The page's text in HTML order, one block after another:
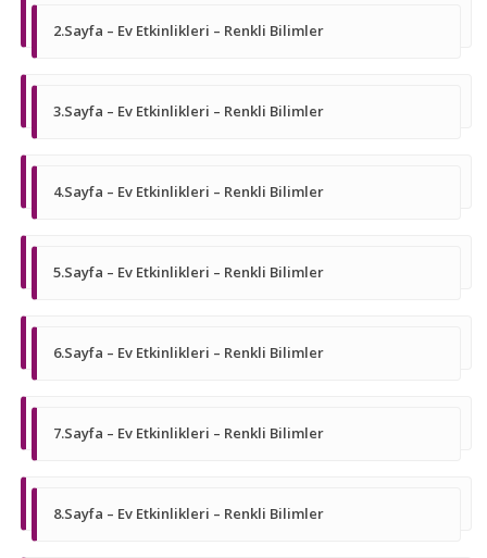
2.Sayfa – Ev Etkinlikleri – Renkli Bilimler
3.Sayfa – Ev Etkinlikleri – Renkli Bilimler
4.Sayfa – Ev Etkinlikleri – Renkli Bilimler
5.Sayfa – Ev Etkinlikleri – Renkli Bilimler
6.Sayfa – Ev Etkinlikleri – Renkli Bilimler
7.Sayfa – Ev Etkinlikleri – Renkli Bilimler
8.Sayfa – Ev Etkinlikleri – Renkli Bilimler